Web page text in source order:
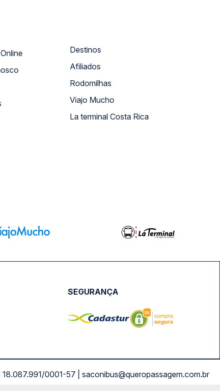
Atendimento Online
Destinos
Afiliados
Rodomilhas
Viajo Mucho
La terminal Costa Rica
SEGURANÇA
0001-57 | saconibus@queropassagem.com.br